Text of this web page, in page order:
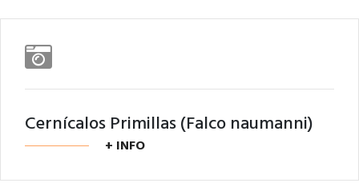
Cernícalos Primillas (Falco naumanni)
+ INFO